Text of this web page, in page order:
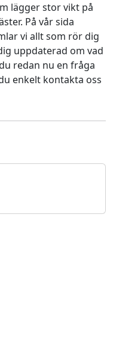
lägger stor vikt på
På vår sida
vi allt som rör dig
uppdaterad om vad
redan nu en fråga
enkelt kontakta oss